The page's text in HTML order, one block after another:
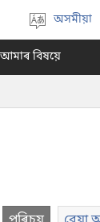
Select
অসমীয়া
আমাৰ বিষয়ে